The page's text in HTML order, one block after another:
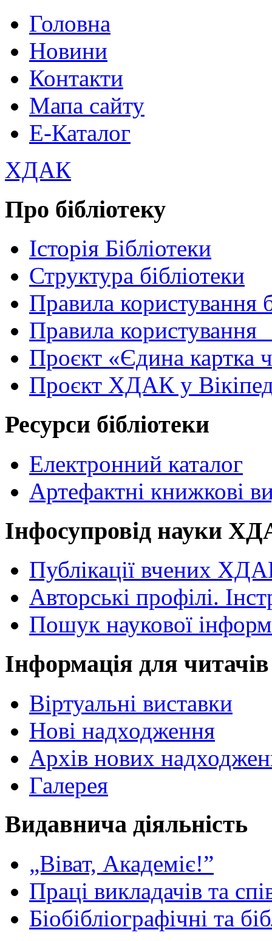
Головна
Новини
Контакти
Мапа сайту
Е-Каталог
ХДАК
Про бібліотеку
Історія Бібліотеки
Структура бібліотеки
Правила користування
Правила
Проєкт «Єдина картка
Проєкт ХДАК у
Ресурси бібліотеки
Електронний каталог
Артефактні книжкові
Інфосупровід науки
Публікації вчених
Авторські профілі.
Пошук наукової
Інформація для читачів
Віртуальні виставки
Нові надходження
Архів нових
Галерея
Видавнича діяльність
„Віват, Академіє!”
Праці викладачів та
Біобібліографічні та